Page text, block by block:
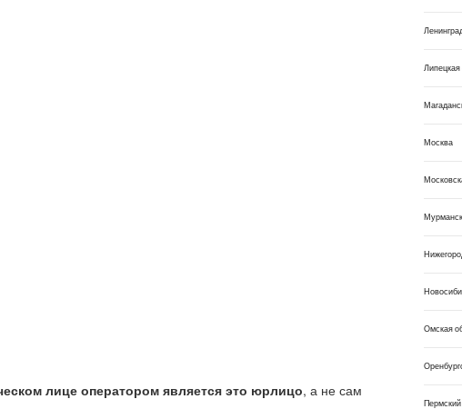
лице оператором является это юрлицо, а не сам
Липецкая
Москва
Омская
Пермский